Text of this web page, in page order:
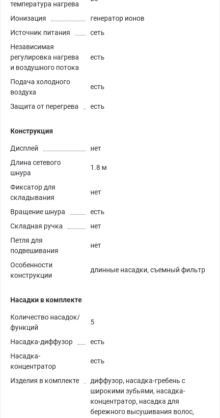
температура нагрева
Ионизация
генератор ионов
Источник питания
сеть
Независимая
регулировка нагрева
и воздушного потока
есть
Подача холодного
воздуха
есть
Защита от перегрева есть
Конструкция
Дисплей
нет
Длина сетевого
шнура
1.8 м
Фиксатор для
складывания
нет
Вращение шнура
есть
Складная ручка
нет
Петля для
подвешивания
нет
Особенности
конструкции
длинные насадки, съемный фильтр
Насадки в комплекте
Количество насадок/
функций
5
Насадка-диффузор
есть
Насадка-
концентратор
есть
Изделия в комплекте
диффузор, насадка-гребень с
широкими зубьями, насадка-
концентратор, насадка для
бережного высушивания волос,